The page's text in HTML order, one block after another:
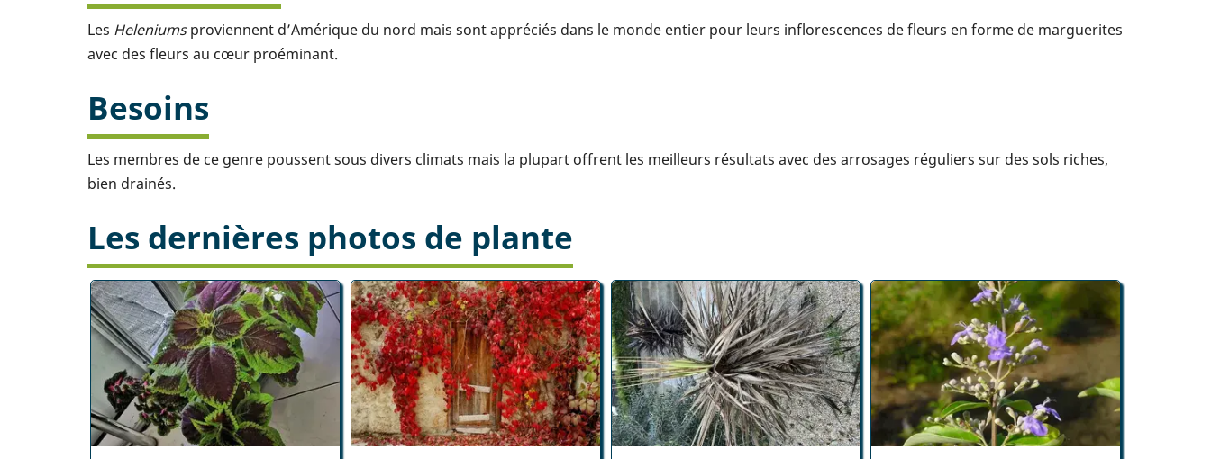
Les Heleniumsproviennent d’Amérique du nord mais sont appréciés dans le monde entier pour leurs inflorescences de fleurs en forme de marguerites
avec des fleurs au cœur proéminant.
Besoins
Les membres de ce genre poussent sous divers climats mais la plupart offrent les meilleurs résultats avec des arrosages réguliers sur des sols riches,
bien drainés.
Les dernières photos de plante